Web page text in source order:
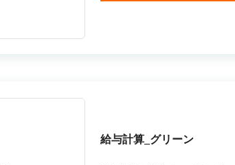
給与計算_グリーン